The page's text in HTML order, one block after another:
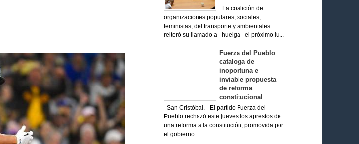
La coalición de
organizaciones populares, sociales,
feministas, del transporte y ambientales
reiteró su llamado a huelga el próximo lu...
Fuerza del Pueblo
cataloga de
inoportuna e
inviable propuesta
de reforma
constitucional
San Cristóbal.- El partido Fuerza del
Pueblo rechazó este jueves los aprestos de
una reforma a la constitución, promovida por
el gobierno...